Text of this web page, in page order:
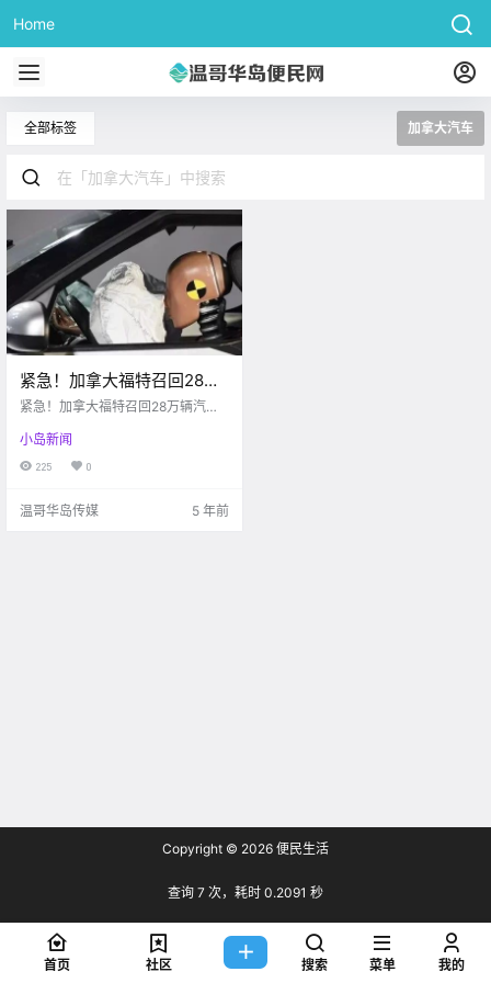
Home
全部标签 加拿大汽车
紧急！加拿大福特召回28万
辆汽车，安全气囊和车胎有
紧急！加拿大福特召回28万辆汽
小岛新闻
225 0
温哥华岛传媒 5 年前
Copyright © 2026 便民生活
查询 7 次，耗时 0.2091 秒
首页 社区 搜索 菜单 我的